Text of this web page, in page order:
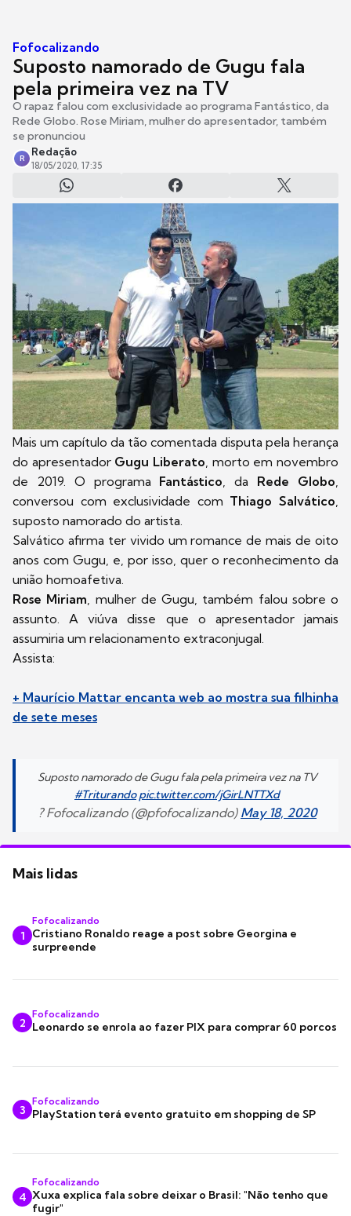
Fofocalizando
Suposto namorado de Gugu fala
pela primeira vez na TV
O rapaz falou com exclusividade ao programa Fantástico, da
Rede Globo. Rose Miriam, mulher do apresentador, também
se pronunciou
R
Redação
18/05/2020, 17:35
Mais um capítulo da tão comentada disputa pela herança
do apresentador Gugu Liberato , morto em novembro
de 2019. O programa Fantástico , da Rede Globo
conversou com exclusividade com Thiago Salvático
suposto namorado do artista.
Salvático afirma ter vivido um romance de mais de oito
anos com Gugu, e, por isso, quer o reconhecimento da
união homoafetiva.
Rose Miriam , mulher de Gugu, também falou sobre o
assunto. A viúva disse que o apresentador jamais
assumiria um relacionamento extraconjugal.
Assista:
+ Maurício Mattar encanta web ao mostra sua filhinha
de sete meses
Suposto namorado de Gugu fala pela primeira vez na TV
#Triturando pic.twitter.com/jGirLNTTXd
? Fofocalizando (@pfofocalizando) May 18, 2020
Mais lidas
1
Fofocalizando
Cristiano Ronaldo reage a post sobre Georgina e
surpreende
2
Fofocalizando
Leonardo se enrola ao fazer PIX para comprar 60 porcos
3
Fofocalizando
PlayStation terá evento gratuito em shopping de SP
4
Fofocalizando
Xuxa explica fala sobre deixar o Brasil: "Não tenho que
fugir"